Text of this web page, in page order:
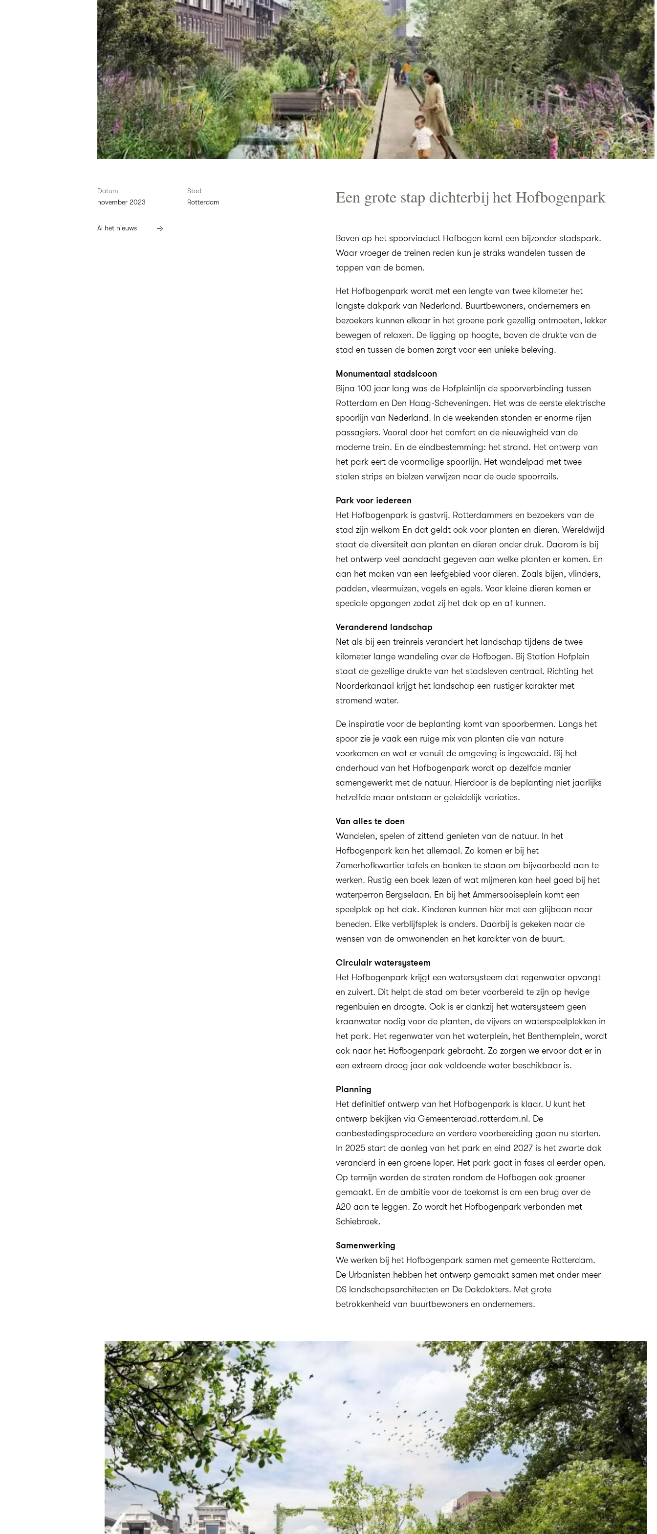
dichterbij
Hofbogenpark
Datum
november 2023
Stad
Rotterdam
Al het nieuws
Een grote stap dichterbij het Hofbogenpark
Boven op het spoorviaduct Hofbogen komt een bijzonder stadspark.
Waar vroeger de treinen reden kun je straks wandelen tussen de
toppen van de bomen.
Het Hofbogenpark wordt met een lengte van twee kilometer het
langste dakpark van Nederland. Buurtbewoners, ondernemers en
bezoekers kunnen elkaar in het groene park gezellig ontmoeten, lekker
bewegen of relaxen. De ligging op hoogte, boven de drukte van de
stad en tussen de bomen zorgt voor een unieke beleving.
Monumentaal stadsicoon
Bijna 100 jaar lang was de Hofpleinlijn de spoorverbinding tussen
Rotterdam en Den Haag-Scheveningen. Het was de eerste elektrische
spoorlijn van Nederland. In de weekenden stonden er enorme rijen
passagiers. Vooral door het comfort en de nieuwigheid van de
moderne trein. En de eindbestemming: het strand. Het ontwerp van
het park eert de voormalige spoorlijn. Het wandelpad met twee
stalen strips en bielzen verwijzen naar de oude spoorrails.
Park voor iedereen
Het Hofbogenpark is gastvrij. Rotterdammers en bezoekers van de
stad zijn welkom En dat geldt ook voor planten en dieren. Wereldwijd
staat de diversiteit aan planten en dieren onder druk. Daarom is bij
het ontwerp veel aandacht gegeven aan welke planten er komen. En
aan het maken van een leefgebied voor dieren. Zoals bijen, vlinders,
padden, vleermuizen, vogels en egels. Voor kleine dieren komen er
speciale opgangen zodat zij het dak op en af kunnen.
Veranderend landschap
Net als bij een treinreis verandert het landschap tijdens de twee
kilometer lange wandeling over de Hofbogen. Bij Station Hofplein
staat de gezellige drukte van het stadsleven centraal. Richting het
Noorderkanaal krijgt het landschap een rustiger karakter met
stromend water.
De inspiratie voor de beplanting komt van spoorbermen. Langs het
spoor zie je vaak een ruige mix van planten die van nature
voorkomen en wat er vanuit de omgeving is ingewaaid. Bij het
onderhoud van het Hofbogenpark wordt op dezelfde manier
samengewerkt met de natuur. Hierdoor is de beplanting niet jaarlijks
hetzelfde maar ontstaan er geleidelijk variaties.
Van alles te doen
Wandelen, spelen of zittend genieten van de natuur. In het
Hofbogenpark kan het allemaal. Zo komen er bij het
Zomerhofkwartier tafels en banken te staan om bijvoorbeeld aan te
werken. Rustig een boek lezen of wat mijmeren kan heel goed bij het
waterperron Bergselaan. En bij het Ammersooiseplein komt een
speelplek op het dak. Kinderen kunnen hier met een glijbaan naar
beneden. Elke verblijfsplek is anders. Daarbij is gekeken naar de
wensen van de omwonenden en het karakter van de buurt.
Circulair watersysteem
Het Hofbogenpark krijgt een watersysteem dat regenwater opvangt
en zuivert. Dit helpt de stad om beter voorbereid te zijn op hevige
regenbuien en droogte. Ook is er dankzij het watersysteem geen
kraanwater nodig voor de planten, de vijvers en waterspeelplekken in
het park. Het regenwater van het waterplein, het Benthemplein, wordt
ook naar het Hofbogenpark gebracht. Zo zorgen we ervoor dat er in
een extreem droog jaar ook voldoende water beschikbaar is.
Planning
Het definitief ontwerp van het Hofbogenpark is klaar. U kunt het
ontwerp bekijken via Gemeenteraad.rotterdam.nl . De
aanbestedingsprocedure en verdere voorbereiding gaan nu starten.
In 2025 start de aanleg van het park en eind 2027 is het zwarte dak
veranderd in een groene loper. Het park gaat in fases al eerder open.
Op termijn worden de straten rondom de Hofbogen ook groener
gemaakt. En de ambitie voor de toekomst is om een brug over de
A20 aan te leggen. Zo wordt het Hofbogenpark verbonden met
Schiebroek.
Samenwerking
We werken bij het Hofbogenpark samen met gemeente Rotterdam.
De Urbanisten hebben het ontwerp gemaakt samen met onder meer
DS landschapsarchitecten en De Dakdokters. Met grote
betrokkenheid van buurtbewoners en ondernemers.